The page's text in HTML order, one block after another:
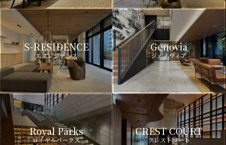
S-RESIDENCE
エスレジデンス
Genovia
ジェノヴィア
Royal Parks
ロイヤルパークス
CREST COURT
クレストコート